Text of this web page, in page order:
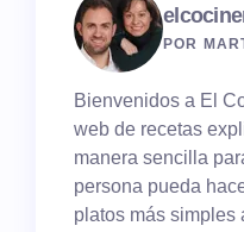
POR
Bienvenidos a El
web de recetas
manera sencilla
persona pueda
platos más simples